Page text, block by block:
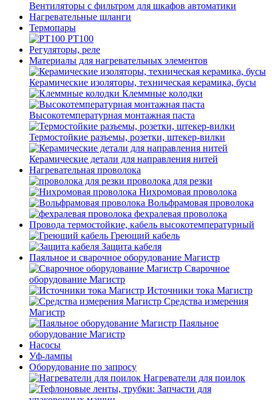
Вентиляторы с фильтром для шкафов автоматики
Нагревательные шланги
Термопары
PT100
Регуляторы, реле
Материалы для нагревательных элементов
Керамические изоляторы, техническая керамика, бусы
Клеммные колодки
Высокотемпературная монтажная паста
Термостойкие разъемы, розетки, штекер-вилки
Керамические детали для направления нитей
Нагревательная проволока
проволока для резки
Нихромовая проволока
Вольфрамовая проволока
фехралевая проволока
Провода термостойкие, кабель высокотемпературный
Греющий кабель
Защита кабеля
Паяльное и сварочное оборудование Магистр
Сварочное
оборудование Магистр
Источники тока Магистр
Средства измерения
Магистр
Паяльное
оборудование Магистр
Насосы
Уф-лампы
Оборудование по запросу
Нагреватели для поилок